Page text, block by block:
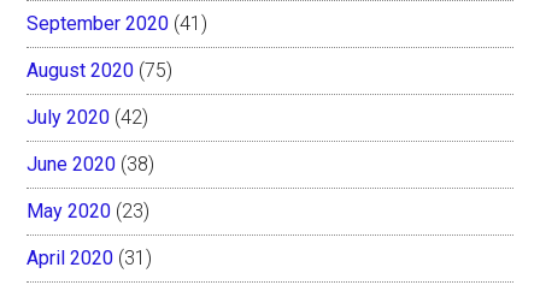
September 2020 (41)
August 2020 (75)
July 2020 (42)
June 2020 (38)
May 2020 (23)
April 2020 (31)